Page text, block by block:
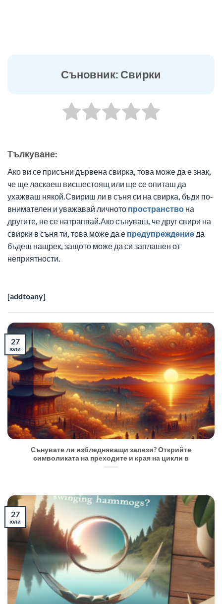
Съновник: Свирки
Tълкуване:
Ако ви се присъни дървена свирка, това може да е знак,
че ще ласкаеш висшестоящ или ще се опиташ да
ухажваш някой.Свириш ли в съня си на свирка, бъди по-
внимателен и уважавай личното пространство на
другите, не се натрапвай.Ако сънуваш, че друг свири на
свирки в съня ти, това може да е предупреждение да
бъдеш нащрек, защото може да си заплашен от
неприятности.
[addtoany]
Сънувате ли избледняващи залези? Открийте
символиката на преходите и края на цикли в
27
юли
27
юли